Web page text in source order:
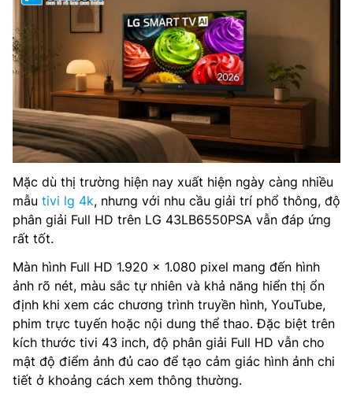
Mặc dù thị trường hiện nay xuất hiện ngày càng nhiều
mẫu tivi lg 4k, nhưng với nhu cầu giải trí phổ thông, độ
phân giải Full HD trên LG 43LB6550PSA vẫn đáp ứng
rất tốt.
Màn hình Full HD 1.920 x 1.080 pixel mang đến hình
ảnh rõ nét, màu sắc tự nhiên và khả năng hiển thị ổn
định khi xem các chương trình truyền hình, YouTube,
phim trực tuyến hoặc nội dung thể thao. Đặc biệt trên
kích thước tivi 43 inch, độ phân giải Full HD vẫn cho
mật độ điểm ảnh đủ cao để tạo cảm giác hình ảnh chi
tiết ở khoảng cách xem thông thường.